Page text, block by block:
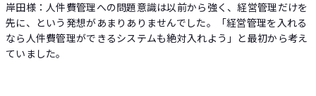
岸田様：人件費管理への問題意識は以前から強く、経営管理だけを
先に、という発想があまりありませんでした。「経営管理を入れる
なら人件費管理ができるシステムも絶対入れよう」と最初から考え
ていました。